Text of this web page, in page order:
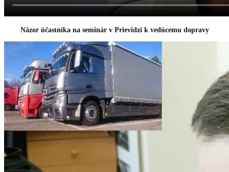
Názor účastníka na seminár v Prievidzi k vedúcemu dopravy